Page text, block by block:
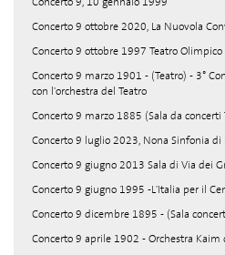
Concerto 9 ottobre 2020, La Nuovola
Concerto 9 ottobre 1997 Teatro Olimpico
Concerto 9 marzo 1901 - (Teatro) - 3°
con l'orchestra del Teatro
Concerto 9 marzo 1885 (Sala da concerti
Concerto 9 luglio 2023, Nona Sinfonia di
Concerto 9 giugno 2013 Sala di Via dei
Concerto 9 giugno 1995 -L'Italia per il
Concerto 9 dicembre 1895 - (Sala
Concerto 9 aprile 1902 - Orchestra Kaim